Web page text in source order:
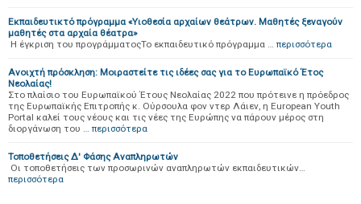
Εκπαιδευτικτό πρόγραμμα «Υιοθεσία αρχαίων θεάτρων. Μαθητές ξεναγούν
μαθητές στα αρχαία θέατρα»
Η έγκριση του προγράμματοςΤο εκπαιδευτικό πρόγραμμα … περισσότερα
Ανοιχτή πρόσκληση: Μοιραστείτε τις ιδέες σας για το Ευρωπαϊκό Έτος
Νεολαίας!
Στο πλαίσιο του Ευρωπαϊκού Έτους Νεολαίας 2022 που πρότεινε η πρόεδρος
της Ευρωπαϊκής Επιτροπής κ. Ούρσουλα φον ντερ Λάιεν, η European Youth
Portal καλεί τους νέους και τις νέες της Ευρώπης να πάρουν μέρος στη
διοργάνωση του … περισσότερα
Τοποθετήσεις Δ' Φάσης Αναπληρωτών
Οι τοποθετήσεις των προσωρινών αναπληρωτών εκπαιδευτικών…
περισσότερα